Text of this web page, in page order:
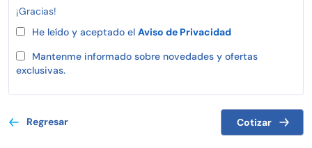
¡Gracias!
He leído y aceptado el Aviso de Privacidad
Mantenme informado sobre novedades y ofertas
exclusivas.
Regresar Cotizar